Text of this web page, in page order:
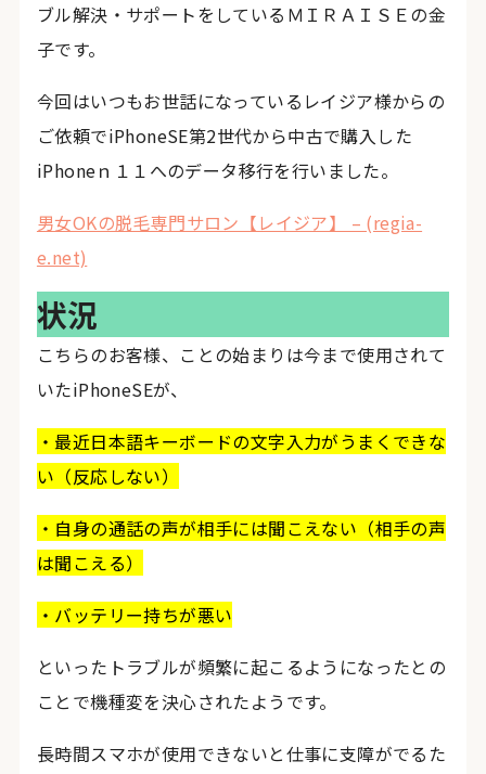
ブル解決・サポートをしているＭＩＲＡＩＳＥの金
子です。
今回はいつもお世話になっているレイジア様からの
ご依頼でiPhoneSE第2世代から中古で購入した
iPhoneｎ１１へのデータ移行を行いました。
男女OKの脱毛専門サロン【レイジア】 – (regia-
e.net)
状況
こちらのお客様、ことの始まりは今まで使用されて
いたiPhoneSEが、
・最近日本語キーボードの文字入力がうまくできな
い（反応しない）
・自身の通話の声が相手には聞こえない（相手の声
は聞こえる）
・バッテリー持ちが悪い
といったトラブルが頻繁に起こるようになったとの
ことで機種変を決心されたようです。
長時間スマホが使用できないと仕事に支障がでるた